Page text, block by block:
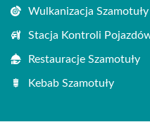
Wulkanizacja Szamotuły
Stacja Kontroli
Restauracje Szamotuły
Kebab Szamotuły